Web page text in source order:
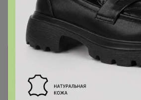
Информация о
лишь членам клуба
Показать